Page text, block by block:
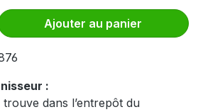
: Entrez la
Ajouter au panier
:
dans l’entrepôt du